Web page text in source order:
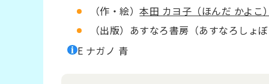
（作・絵）本田 カヨ子（ほんだ かよこ）
（出版）あすなろ書房（あすなろしょぼ
E ナガノ 青